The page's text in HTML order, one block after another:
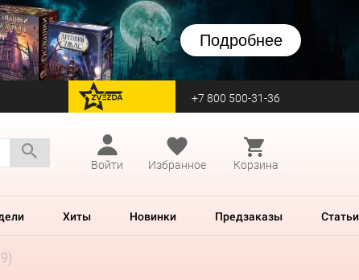
Подробнее
перейти на Zvezda +7 800 500-31-36
Войти
Избранное Корзина
Хиты Новинки Предзаказы Статьи